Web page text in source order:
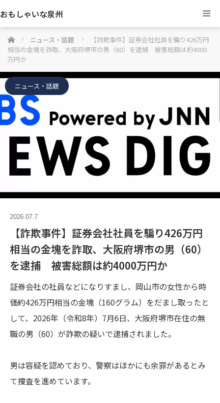
おもしゃいな泉州
ホーム ニュース・話題
【詐欺事件】証券会社社員を騙り426万円
相当の金塊を詐取、大阪府堺市の男（60）を逮捕 被害総額は約4000
万円か
ニュース・話題
2026.07.7
【詐欺事件】証券会社社員を騙り426万円
相当の金塊を詐取、大阪府堺市の男（60）
を逮捕 被害総額は約4000万円か
証券会社の社員などになりすまし、岡山市の女性から時
価約426万円相当の金塊（160グラム）をだまし取ったと
して、2026年（令和8年）7月6日、大阪府堺市在住の無
職の男（60）が詐欺の疑いで逮捕されました。
男は容疑を認めており、警察はほかにも余罪があるとみ
て捜査を進めています。